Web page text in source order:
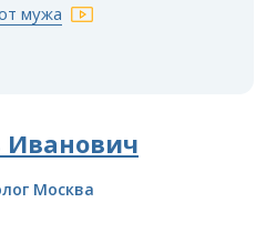
мужа
Иванович
Москва